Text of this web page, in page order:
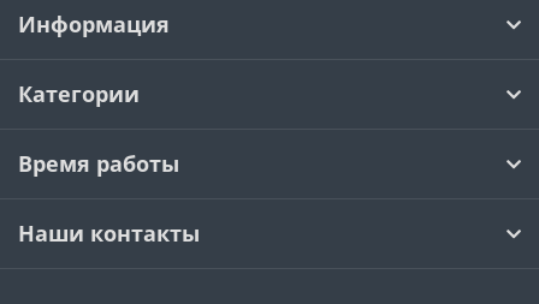
Информация
Категории
Время работы
Наши контакты